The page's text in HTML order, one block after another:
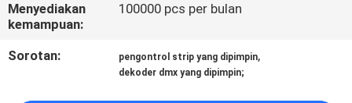
KASUS
Menyediakan
kemampuan:
100000 pcs per bulan
Sorotan: pengontrol strip yang dipimpin,
dekoder dmx yang dipimpin;